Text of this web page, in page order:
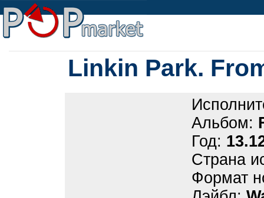
Linkin Park.
Альбом:
Год:
Страна
Формат